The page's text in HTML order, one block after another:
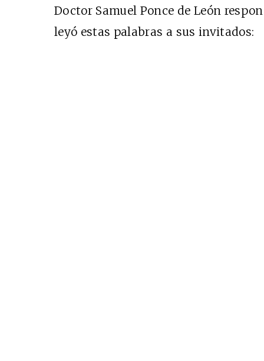
Doctor Samuel Ponce de León
leyó estas palabras a sus invitados: